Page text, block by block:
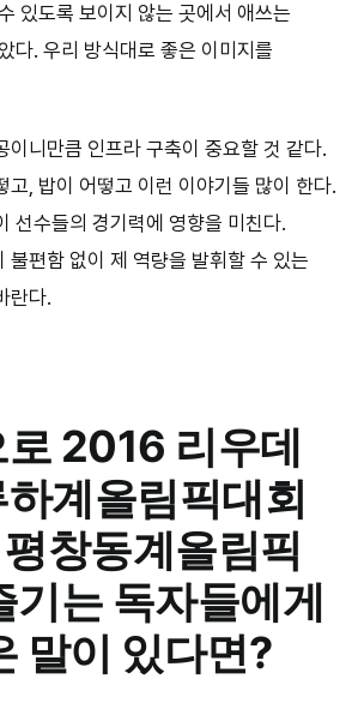
있도록 보이지 않는 곳에서 애쓰는
다. 우리 방식대로 좋은 이미지를
니만큼 인프라 구축이 중요할 것 같다.
고, 밥이 어떻고 이런 이야기들 많이 한다.
선수들의 경기력에 영향을 미친다.
불편함 없이 제 역량을 발휘할 수 있는
란다.
2016 리우데
계올림픽대회
창동계올림픽
기는 독자들에게
말이 있다면?